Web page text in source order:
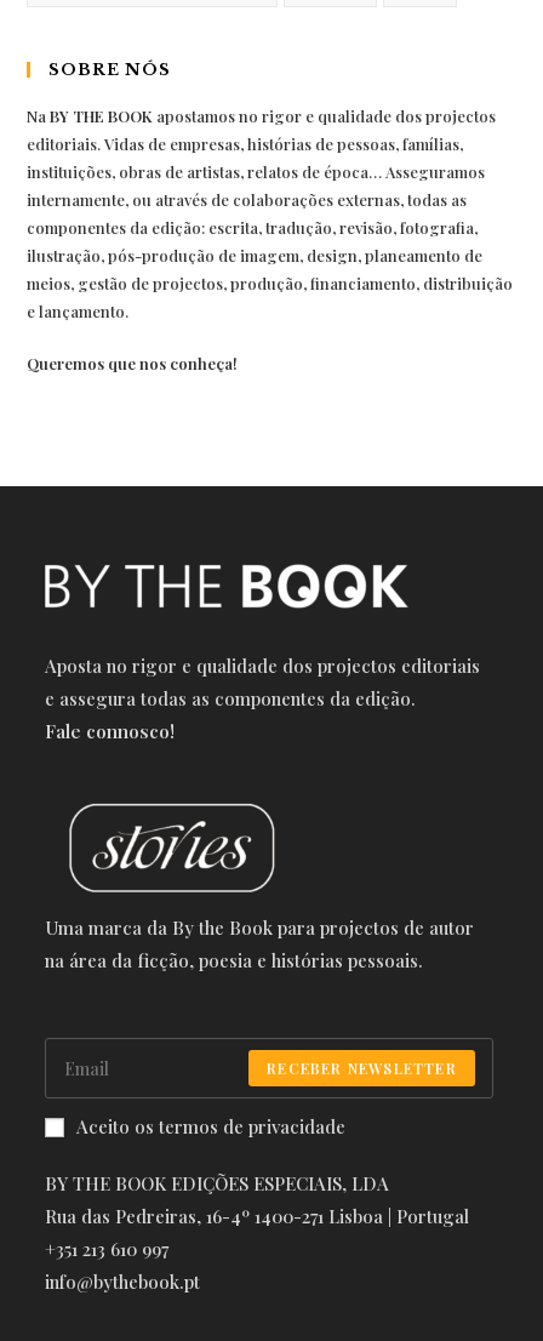
SOBRE NÓS
NaBY THE BOOK apostamos no rigor e qualidade dos projectos
editoriais. Vidas de empresas, histórias de pessoas, famílias,
instituições, obras de artistas, relatos de época… Asseguramos
internamente, ou através de colaborações externas, todas as
componentes da edição: escrita, tradução, revisão, fotografia,
ilustração, pós-produção de imagem, design, planeamento de
meios, gestão de projectos, produção, financiamento, distribuição
e lançamento.
Queremos que nos conheça!
Aposta no rigor e qualidade dos projectos editoriais
e assegura todas as componentes da edição.
Fale connosco!
Uma marca da By the Book para projectos de autor
na área da ficção, poesia e histórias pessoais.
RECEBER NEWSLETTER
Aceito os termos de privacidade
BY THE BOOK EDIÇÕES ESPECIAIS, LDA
Rua das Pedreiras, 16-4º 1400-271 Lisboa | Portugal
+351 213 610 997
info@bythebook.pt